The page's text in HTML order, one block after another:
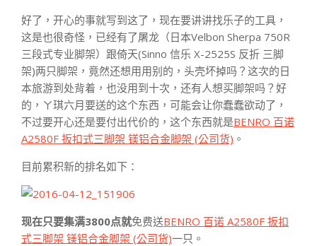
好了，开心的事就写到这了，现在要讲讲找乐子的工具，
这是也很奇怪，已经有了屠龙（日本Velbon Sherpa 750R
三段式专业脚架）跟倚天(Sinno 信乐 X-2525S 反折 三脚
架)两只脚架，竟然还想用用别的，头壳坏掉吗？这次的日
本旅游到处背着，也没用到十次，还有人想买脚架吗？好
的，ㄚ琪六月要送的这个东西，可能会让你蠢蠢欲动了，
不过要开心还是要付出代价的，这个东西就是BENRO 百诺
A2580F 扳扣式三脚架 镁铝合金脚架 (公司货) 。
目前累积新的排名如下：
现在只要集满3800点就免费送BENRO 百诺 A2580F 扳扣
式三脚架 镁铝合金脚架 (公司货)一只。